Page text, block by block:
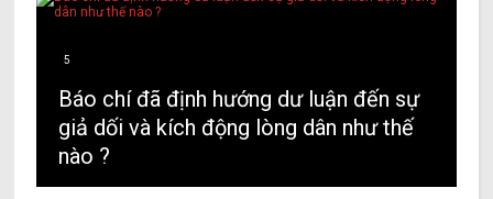
5
Báo chí đã định hướng dư luận đến sự
giả dối và kích động lòng dân như thế
nào ?